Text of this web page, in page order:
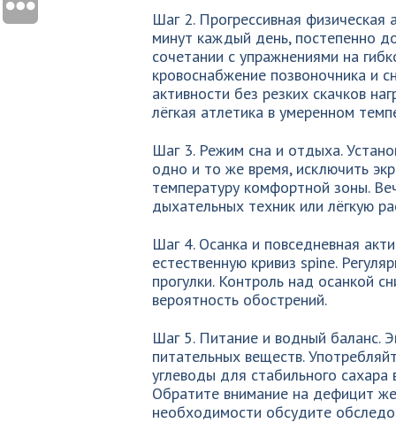
Шаг 2. Прогрессивная физическая
минут каждый день, постепенно
сочетании с упражнениями на
кровоснабжение позвоночника и
активности без резких скачков
лёгкая атлетика в умеренном
Шаг 3. Режим сна и отдыха.
одно и то же время, исключить
температуру комфортной зоны.
дыхательных техник или лёгкую
Шаг 4. Осанка и повседневная
естественную кривиз spine.
прогулки. Контроль над осанкой
вероятность обострений.
Шаг 5. Питание и водный баланс.
питательных веществ.
углеводы для стабильного
Обратите внимание на дефицит
необходимости обсудите